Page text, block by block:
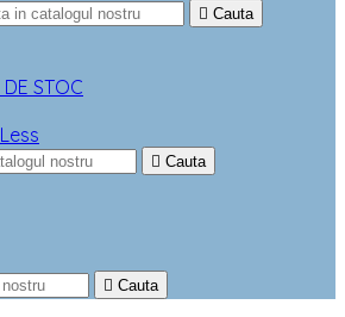
 Cauta
DE STOC
 Cauta
 Cauta